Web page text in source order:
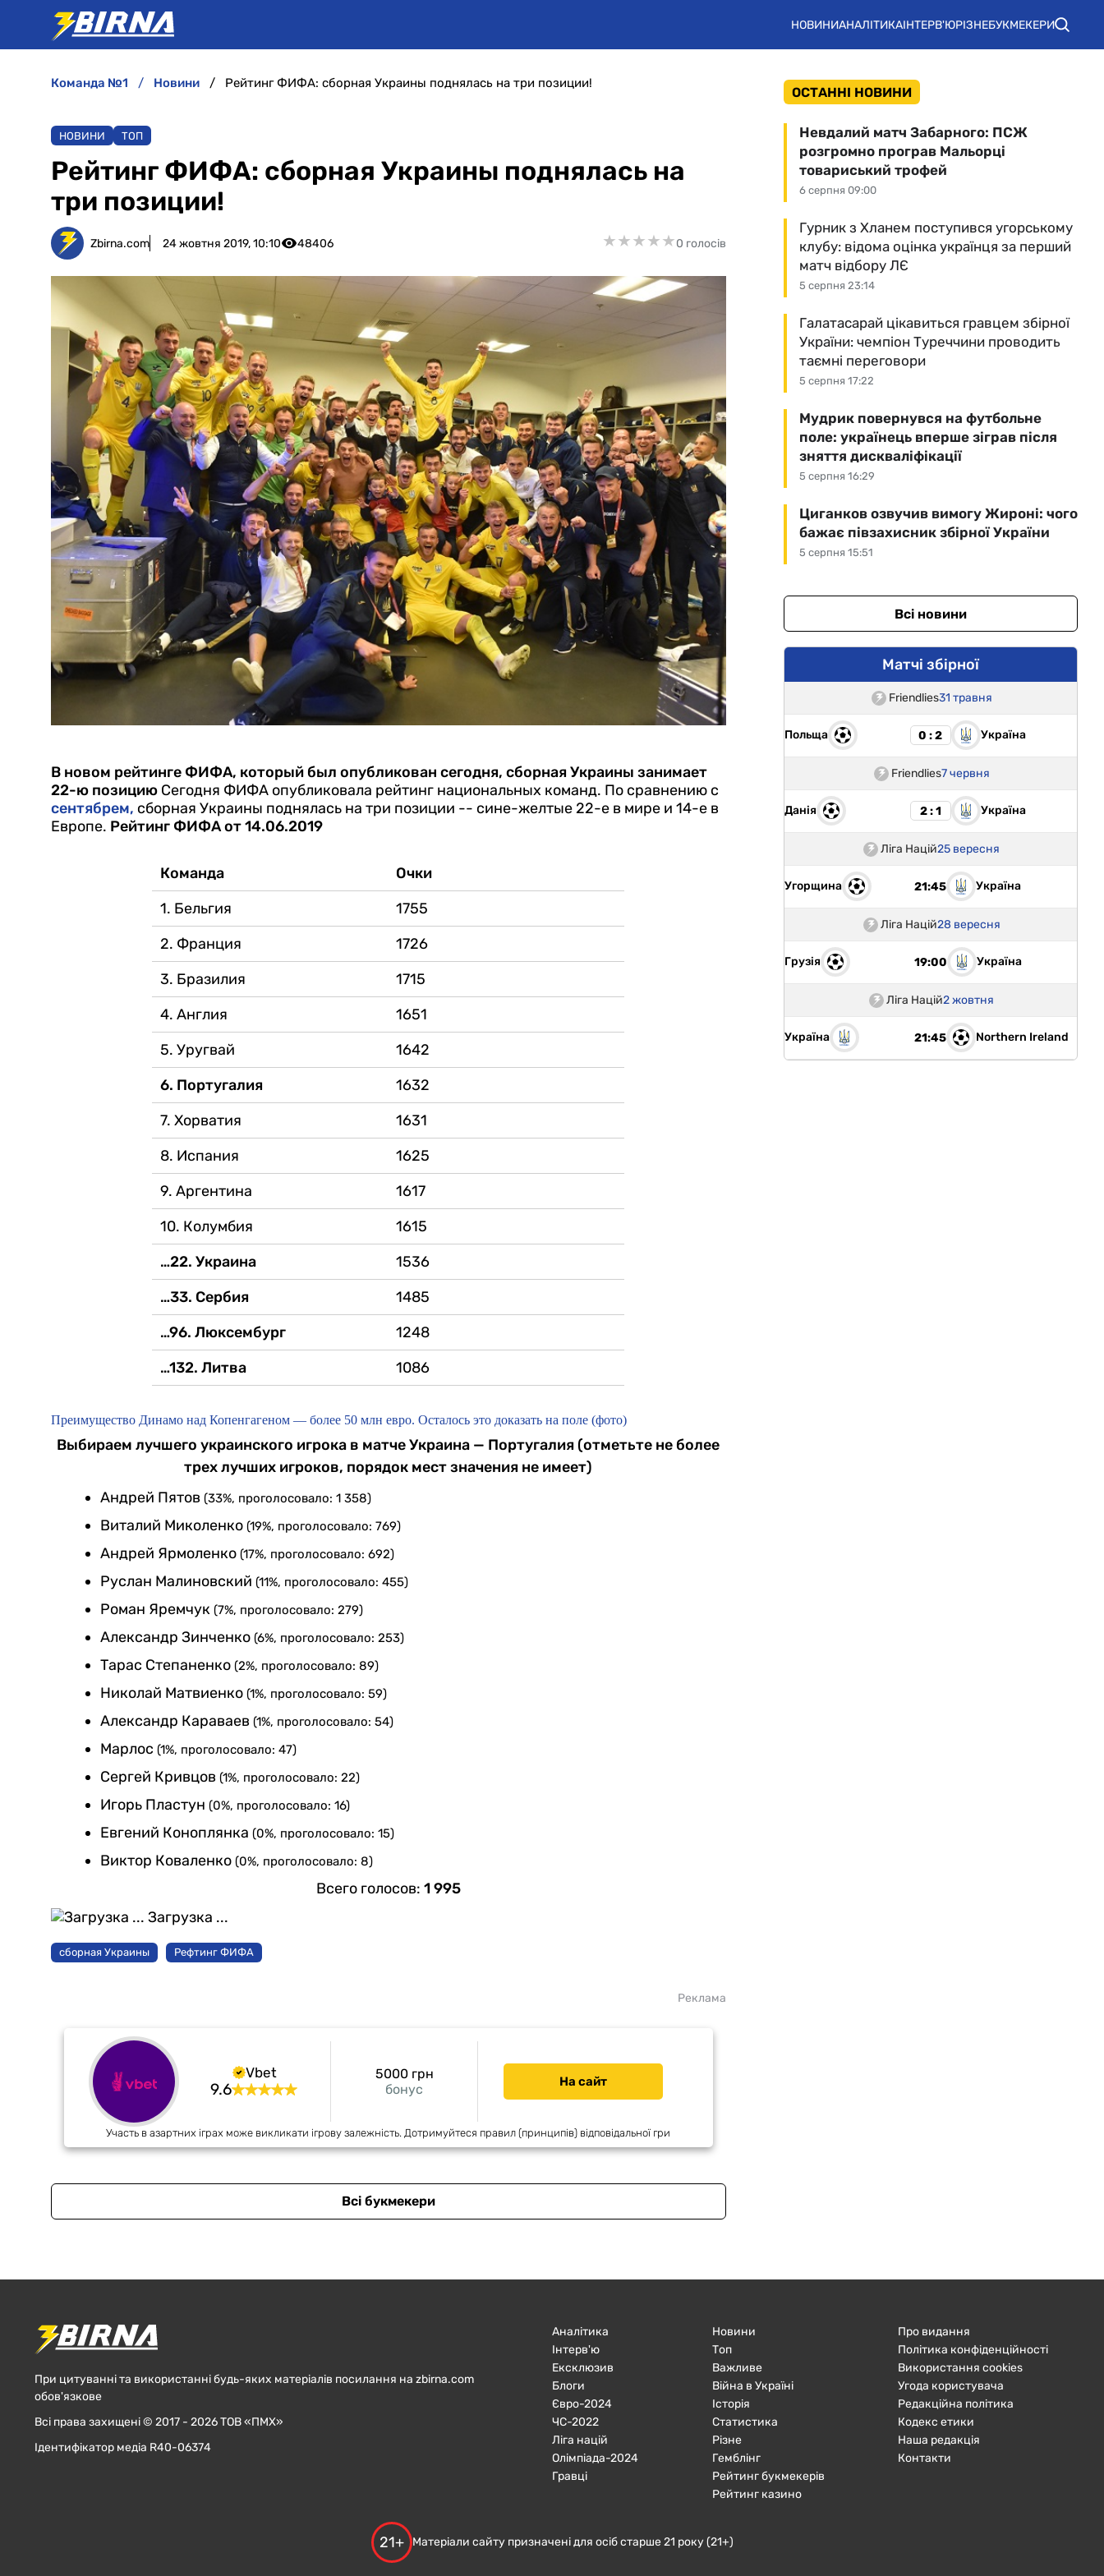
НОВИНИАНАЛІТИКАІНТЕРВ'ЮРІЗНЕБУКМЕКЕРИ
команда №1 новини Рейтинг ФИФА: сборная Украины поднялась на три позиции!
НОВИНИ ТОП
Рейтинг ФИФА: сборная Украины поднялась на
три позиции!
Zbirna.com 24 жовтня 2019, 10:10 48406 ★★★★★
★★★★★0 голосів
В новом рейтинге ФИФА, который был опубликован сегодня, сборная Украины занимает
22-ю позицию Сегодня ФИФА опубликовала рейтинг национальных команд. По сравнению с
сентябрем, сборная Украины поднялась на три позиции -- сине-желтые 22-е в мире и 14-е в
Европе. Рейтинг ФИФА от 14.06.2019
Команда
Очки
1. Бельгия
1755
2. Франция
1726
3. Бразилия
1715
4. Англия
1651
5. Уругвай
1642
6. Португалия
1632
7. Хорватия
1631
8. Испания
1625
9. Аргентина
1617
10. Колумбия
1615
…22. Украина
1536
…33. Сербия
1485
…96. Люксембург
1248
…132. Литва
1086
Преимущество Динамо над Копенгагеном — более 50 млн евро. Осталось это доказать на поле (фото)
Выбираем лучшего украинского игрока в матче Украина — Португалия (отметьте не более
трех лучших игроков, порядок мест значения не имеет)
Андрей Пятов (33%, проголосовало: 1 358)
Виталий Миколенко (19%, проголосовало: 769)
Андрей Ярмоленко (17%, проголосовало: 692)
Руслан Малиновский (11%, проголосовало: 455)
Роман Яремчук (7%, проголосовало: 279)
Александр Зинченко (6%, проголосовало: 253)
Тарас Степаненко (2%, проголосовало: 89)
Николай Матвиенко (1%, проголосовало: 59)
Александр Караваев (1%, проголосовало: 54)
Марлос (1%, проголосовало: 47)
Сергей Кривцов (1%, проголосовало: 22)
Игорь Пластун (0%, проголосовало: 16)
Евгений Коноплянка (0%, проголосовало: 15)
Виктор Коваленко (0%, проголосовало: 8)
Всего голосов: 1 995
Загрузка ...
сборная Украины Рефтинг ФИФА
Реклама
Vbet
9.6 бонус
5000 грн На сайт
Участь в азартних іграх може викликати ігрову залежність. Дотримуйтеся правил (принципів) відповідальної гри
Всі букмекери
ОСТАННІ НОВИНИ
6 серпня 09:00
Невдалий матч Забарного: ПСЖ
розгромно програв Мальорці
товариський трофей
5 серпня 23:14
Гурник з Хланем поступився угорському
клубу: відома оцінка українця за перший
матч відбору ЛЄ
5 серпня 17:22
Галатасарай цікавиться гравцем збірної
України: чемпіон Туреччини проводить
таємні переговори
5 серпня 16:29
Мудрик повернувся на футбольне
поле: українець вперше зіграв після
зняття дискваліфікації
5 серпня 15:51
Циганков озвучив вимогу Жироні: чого
бажає півзахисник збірної України
Всі новини
Матчі збірної
Friendlies31 травня
Польща 0 : 2 Україна
Friendlies7 червня
Данія 2 : 1 Україна
Ліга Націй25 вересня
Угорщина 21:45 Україна
Ліга Націй28 вересня
Грузія 19:00 Україна
Ліга Націй2 жовтня
Україна 21:45 Northern Ireland
При цитуванні та використанні будь-яких матеріалів посилання на zbirna.com
обов'язкове
Всі права захищені © 2017 - 2026 ТОВ «ПМХ»
Ідентифікатор медіа R40-06374
Аналітика
Інтерв'ю
Ексклюзив
Блоги
Євро-2024
ЧC-2022
Ліга націй
Олімпіада-2024
Гравці
Новини
Топ
Важливе
Війна в Україні
Історія
Статистика
Різне
Гемблінг
Рейтинг букмекерів
Рейтинг казино
Про видання
Політика конфіденційності
Використання cookies
Угода користувача
Редакційна політика
Кодекс етики
Наша редакція
Контакти
21+ Матеріали сайту призначені для осіб старше 21 року (21+)